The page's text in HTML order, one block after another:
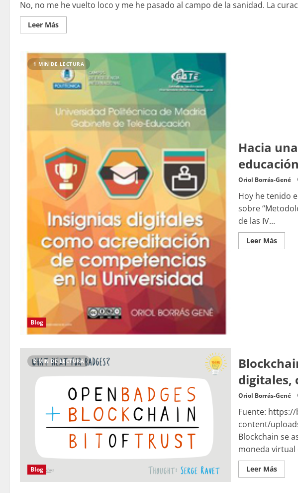
No, no me he vuelto loco y me he pasado al campo de la sanidad. La
Leer MásLeer
más
Curación
de
contenidos,
adiós
a
Storify
a…
Wakelet?
1 MIN DE LECTURA
Blog
Hacia
Oriol Borrás-Gené
Hoy he tenido
sobre
de las IV...
Leer MásLeer
más
2 MIN DE LECTURA
Blog
digitales,
Oriol Borrás-Gené
Fuente:
content/
Blockchain se
moneda virtual
Leer MásLeer
más